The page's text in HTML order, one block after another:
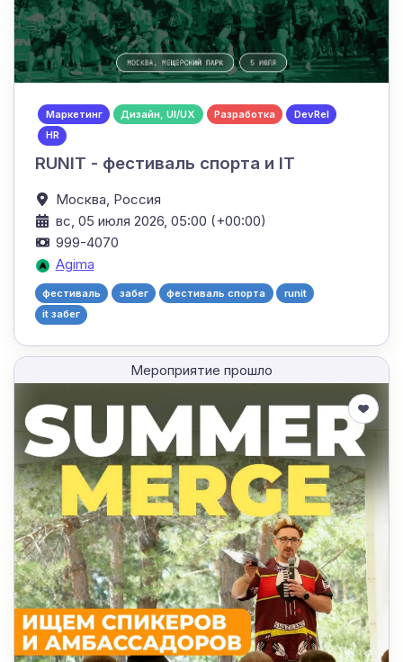
Маркетинг Дизайн, UI/UX Разработка
DevRel
HR
RUNIT - фестиваль спорта и IT
Москва, Россия
вс, 05 июля 2026, 05:00 (+00:00)
999-4070
Agima
фестиваль забег фестиваль спорта
runit
it забег
Мероприятие прошло